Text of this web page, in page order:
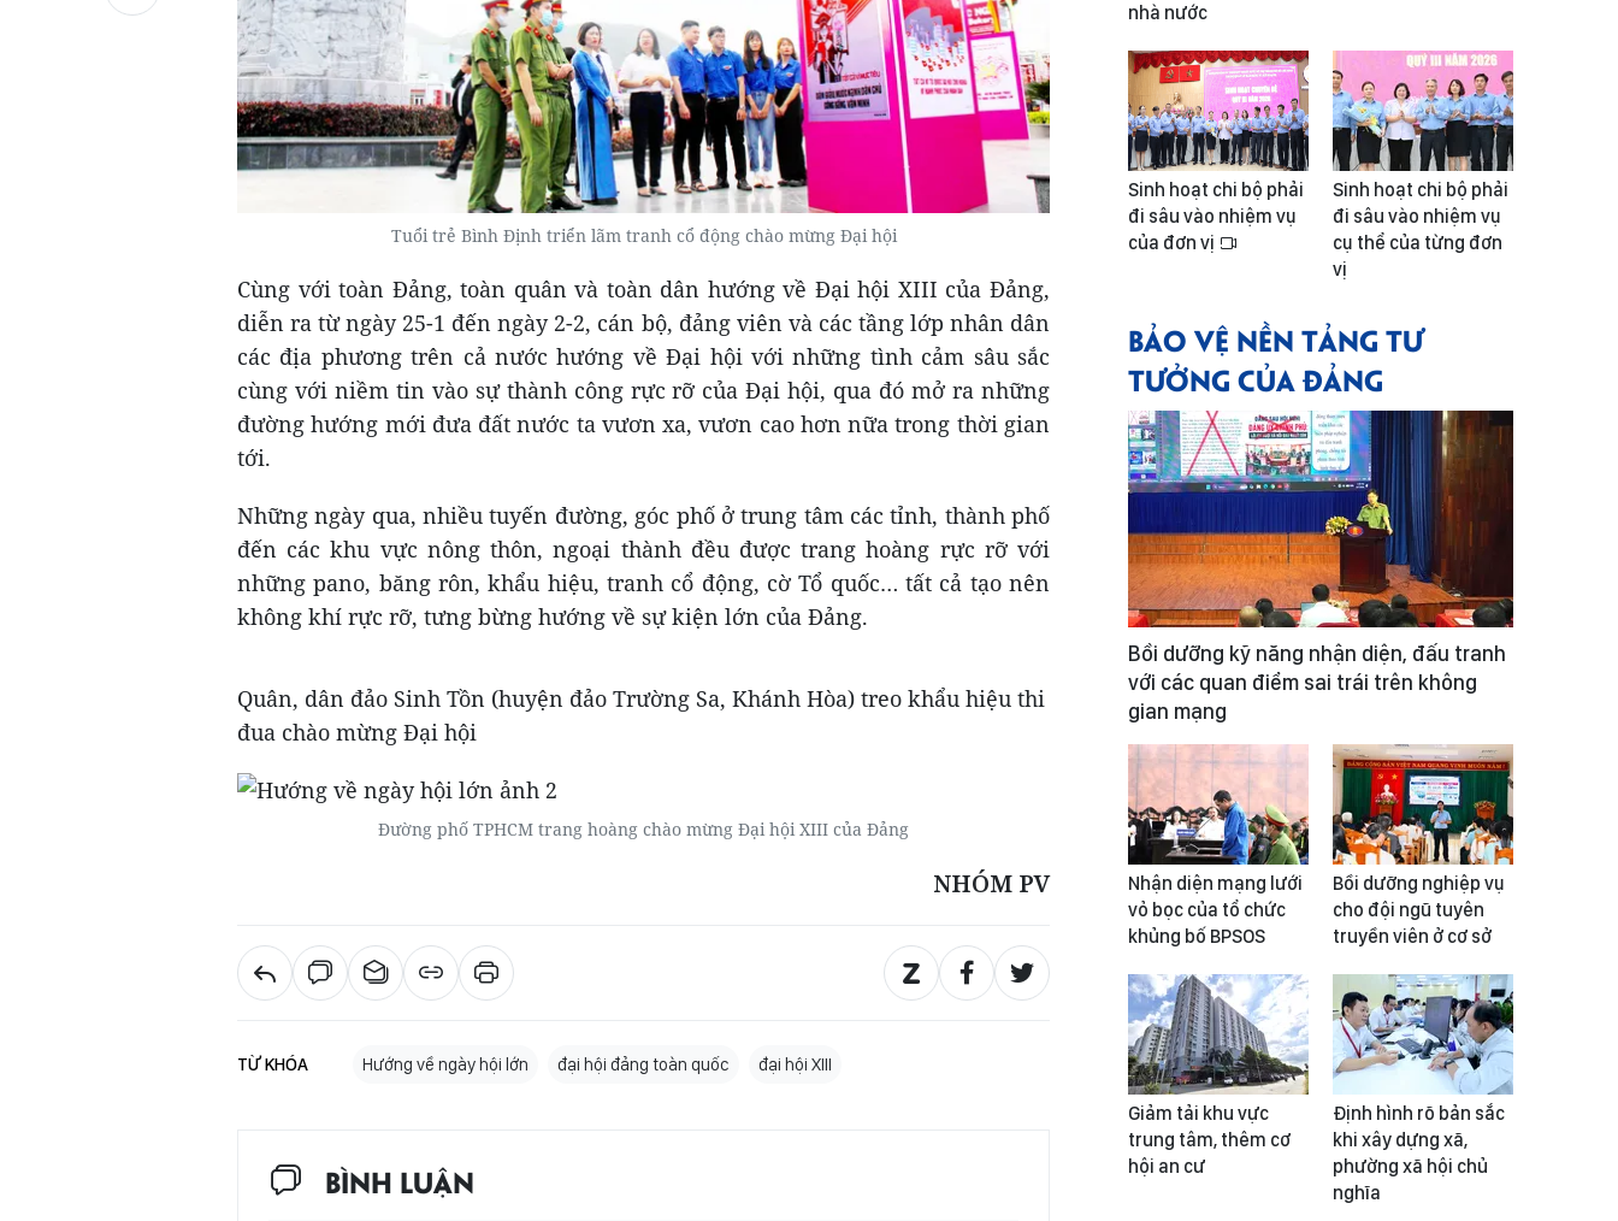
Tuổi trẻ Bình Định triển lãm tranh cổ động chào mừng Đại hội
Cùng với toàn Đảng, toàn quân và toàn dân hướng về Đại hội XIII của Đảng,
diễn ra từ ngày 25-1 đến ngày 2-2, cán bộ, đảng viên và các tầng lớp nhân dân
các địa phương trên cả nước hướng về Đại hội với những tình cảm sâu sắc
cùng với niềm tin vào sự thành công rực rỡ của Đại hội, qua đó mở ra những
đường hướng mới đưa đất nước ta vươn xa, vươn cao hơn nữa trong thời gian
tới.
Những ngày qua, nhiều tuyến đường, góc phố ở trung tâm các tỉnh, thành phố
đến các khu vực nông thôn, ngoại thành đều được trang hoàng rực rỡ với
những pano, băng rôn, khẩu hiệu, tranh cổ động, cờ Tổ quốc… tất cả tạo nên
không khí rực rỡ, tưng bừng hướng về sự kiện lớn của Đảng.
Quân, dân đảo Sinh Tồn (huyện đảo Trường Sa, Khánh Hòa) treo khẩu hiệu thi
đua chào mừng Đại hội
Đường phố TPHCM trang hoàng chào mừng Đại hội XIII của Đảng
NHÓM PV
TỪ KHÓA Hướng về ngày hội lớn đại hội đảng toàn quốc đại hội XIII
BÌNH LUẬN
nhà nước
Sinh hoạt chi bộ phải
đi sâu vào nhiệm vụ
của đơn vị
Sinh hoạt chi bộ phải
đi sâu vào nhiệm vụ
cụ thể của từng đơn
vị
BẢO VỆ NỀN TẢNG TƯ
TƯỞNG CỦA ĐẢNG
Bồi dưỡng kỹ năng nhận diện, đấu tranh
với các quan điểm sai trái trên không
gian mạng
Nhận diện mạng lưới
vỏ bọc của tổ chức
khủng bố BPSOS
Bồi dưỡng nghiệp vụ
cho đội ngũ tuyên
truyền viên ở cơ sở
Giảm tải khu vực
trung tâm, thêm cơ
hội an cư
Định hình rõ bản sắc
khi xây dựng xã,
phường xã hội chủ
nghĩa